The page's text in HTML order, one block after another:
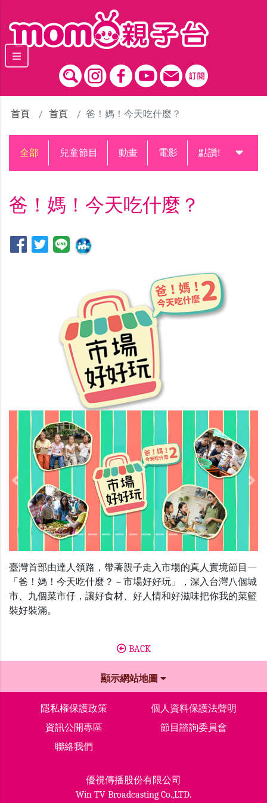
首頁 首頁 爸！媽！今天吃什麼？
全部 兒童節目 動畫 電影 點讚!升級中
爸！媽！今天吃什麼？
Previous
臺灣首部由達人領路，帶著親子走入市場的真人實境節目—
「爸！媽！今天吃什麼？－市場好好玩」，深入台灣八個城
市、九個菜市仔，讓好食材、好人情和好滋味把你我的菜籃
裝好裝滿。
BACK
顯示網站地圖
隱私權保護政策
個人資料保護法聲明
資訊公開專區
節目諮詢委員會
聯絡我們
優視傳播股份有限公司
Win TV Broadcasting Co.,LTD.